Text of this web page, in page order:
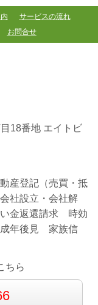
サービスの流れ
お問合せ
18番地 エイトビ
産登記（売買・抵
社設立・会社解
金返還請求 時効
年後見 家族信
ちら